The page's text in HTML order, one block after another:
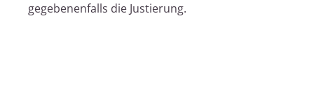
gegebenenfalls die Justierung.